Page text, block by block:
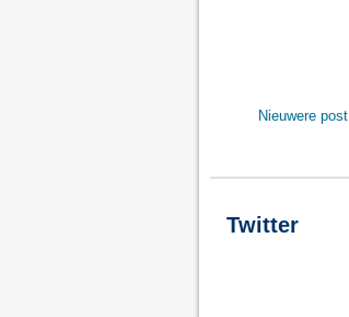
Nieuwere post
Twitter